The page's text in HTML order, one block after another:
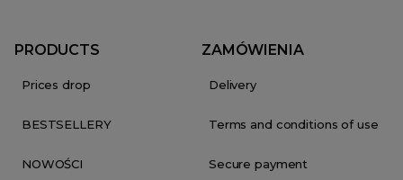
PRODUCTS
Prices drop
BESTSELLERY
NOWOŚCI
ZAMÓWIENIA
Delivery
Terms and conditions of use
Secure payment